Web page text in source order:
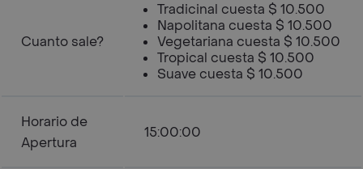
Cuanto sale?
Tradicinal cuesta $ 10.500
Napolitana cuesta $ 10.500
Vegetariana cuesta $ 10.500
Tropical cuesta $ 10.500
Suave cuesta $ 10.500
Horario de
Apertura
15:00:00